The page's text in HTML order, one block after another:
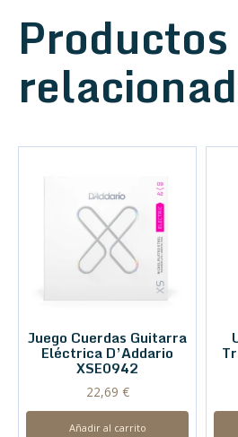
Productos
Juego Cuerdas Guitarra
Eléctrica D’Addario
XSE0942
22,69 €
Añadir al carrito